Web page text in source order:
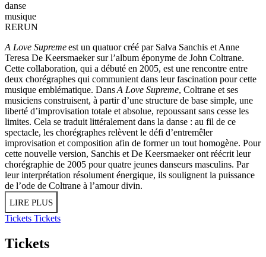
danse
musique
RERUN
A Love Supremeest un quatuor créé par Salva Sanchis et Anne
Teresa De Keersmaeker sur l’album éponyme de John Coltrane.
Cette collaboration, qui a débuté en 2005, est une rencontre entre
deux chorégraphes qui communient dans leur fascination pour cette
musique emblématique. DansA Love Supreme, Coltrane et ses
musiciens construisent, à partir d’une structure de base simple, une
liberté d’improvisation totale et absolue, repoussant sans cesse les
limites. Cela se traduit littéralement dans la danse : au fil de ce
spectacle, les chorégraphes relèvent le défi d’entremêler
improvisation et composition afin de former un tout homogène. Pour
cette nouvelle version, Sanchis et De Keersmaeker ont réécrit leur
chorégraphie de 2005 pour quatre jeunes danseurs masculins. Par
leur interprétation résolument énergique, ils soulignent la puissance
de l’ode de Coltrane à l’amour divin.
LIRE PLUS
Tickets Tickets
Tickets